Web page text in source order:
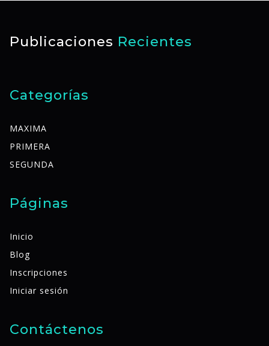
Publicaciones Recientes
Categorías
MAXIMA
PRIMERA
SEGUNDA
Páginas
Inicio
Blog
Inscripciones
Iniciar sesión
Contáctenos